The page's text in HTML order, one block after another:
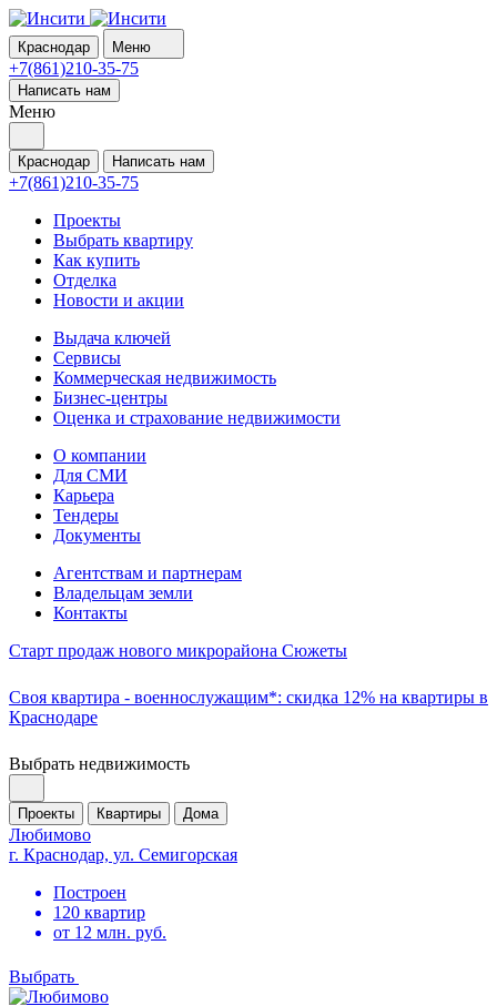
Краснодар Меню
+7(861)210-35-75
Написать нам
Меню
Краснодар Написать нам
+7(861)210-35-75
Проекты
Выбрать квартиру
Как купить
Отделка
Новости и акции
Выдача ключей
Сервисы
Коммерческая недвижимость
Бизнес-центры
Оценка и страхование недвижимости
О компании
Для СМИ
Карьера
Тендеры
Документы
Агентствам и партнерам
Владельцам земли
Контакты
Старт продаж нового микрорайона Сюжеты
Своя квартира - военнослужащим*: скидка 12% на квартиры в
Краснодаре
Выбрать недвижимость
Проекты Квартиры Дома
Любимово
г. Краснодар, ул. Семигорская
Построен
120 квартир
от 12 млн. руб.
Выбрать